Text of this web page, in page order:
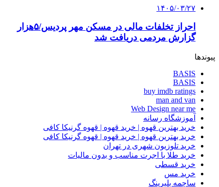
۱۴۰۵/۰۳/۲۷
احراز تخلفات مالی در مسکن مهر پردیس/۵هزار
گزارش مردمی دریافت شد
پیوندها
BASIS
BASIS
buy imdb ratings
man and van
Web Design near me
آموزشگاه رسانه
خرید بهترین قهوه | خرید قهوه | قهوه گرنیکا کافی
خرید بهترین قهوه | خرید قهوه | قهوه گرنیکا کافی
خرید تلوزیون شهری در تهران
خرید طلا با اجرت مناسب و بدون مالیات
خرید قسطی
خرید مس
ساچمه بلبرینگ